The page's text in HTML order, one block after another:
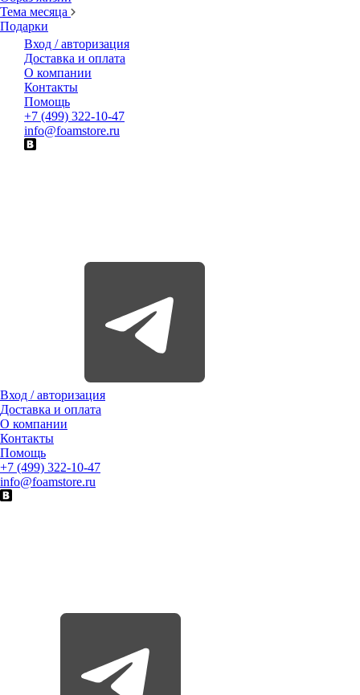
Тема месяца
Подарки
Вход / авторизация
Доставка и оплата
О компании
Контакты
Помощь
+7 (499) 322-10-47
info@foamstore.ru
Вход / авторизация
Доставка и оплата
О компании
Контакты
Помощь
+7 (499) 322-10-47
info@foamstore.ru